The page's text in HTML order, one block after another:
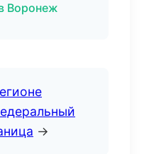
Воронеж
→